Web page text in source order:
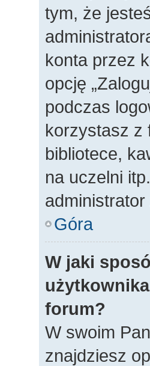
tym, że
konta przez
opcję
podczas
korzystasz z
bibliotece,
na uczelni
administrator
Góra
W jaki
forum?
W swoim
znajdziesz